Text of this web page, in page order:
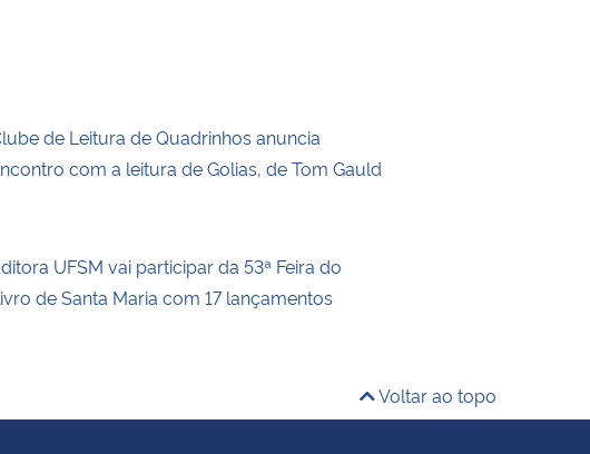
de Leitura de Quadrinhos anuncia
com a leitura de Golias, de Tom Gauld
UFSM vai participar da 53ª Feira do
de Santa Maria com 17 lançamentos
Voltar ao topo